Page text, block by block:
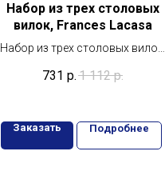
Набор из трех столовых
вилок, Frances Lacasa
Набор из трех столовых вилок,
731 р. 1 112 р.
Заказать Подробнее